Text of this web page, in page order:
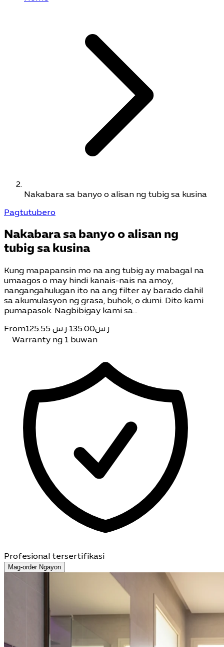
Nakabara sa banyo o alisan ng tubig sa kusina
Pagtutubero
Nakabara sa banyo o alisan ng
tubig sa kusina
Kung mapapansin mo na ang tubig ay mabagal na
umaagos o may hindi kanais-nais na amoy,
nangangahulugan ito na ang filter ay barado dahil
sa akumulasyon ng grasa, buhok, o dumi. Dito kami
pumapasok. Nagbibigay kami sa…
From125.55 ر.س135.00 ر.س
Warranty ng 1 buwan
Profesional tersertifikasi
Mag-order Ngayon